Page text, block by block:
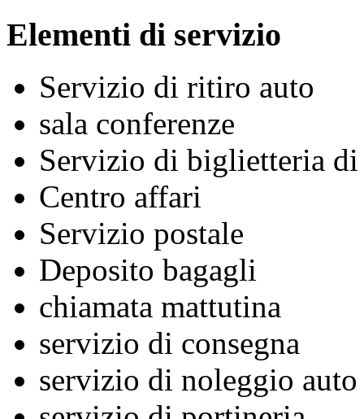
Elementi di servizio
Servizio di ritiro auto
sala conferenze
Servizio di biglietteria
Centro affari
Servizio postale
Deposito bagagli
chiamata mattutina
servizio di consegna
servizio di noleggio auto